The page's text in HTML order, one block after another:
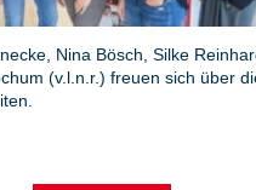
Nina Bösch, Silke
(v.l.n.r.) freuen sich über